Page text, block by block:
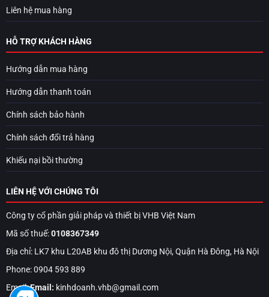
Liên hệ mua hàng
HỖ TRỢ KHÁCH HÀNG
Hướng dẫn mua hàng
Hướng dẫn thanh toán
Chính sách bảo hành
Chính sách đổi trả hàng
Khiếu nại bồi thường
LIÊN HỆ VỚI CHÚNG TÔI
Công ty cổ phần giải pháp và thiết bị VHB Việt Nam
Mã số thuế:0108367349
Địa chỉ: LK7 khu L20AB khu đô thị Dương Nội, Quận Hà Đông, Hà Nội
Phone: 0904 593 889
Email:Email: kinhdoanh.vhb@gmail.com